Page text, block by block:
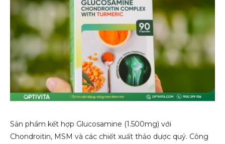
Sản phẩm kết hợp Glucosamine (1.500mg) với
Chondroitin, MSM và các chiết xuất thảo dược quý. Công